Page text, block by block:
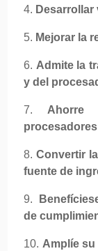
4.
5. Mejorar la
6. Admite la
y del
7.
8.Convertir
fuente de
9.
de
10. Amplíe